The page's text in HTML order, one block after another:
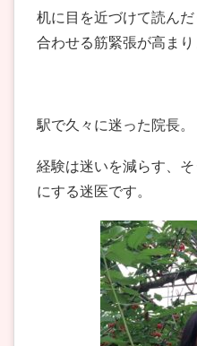
机に目を近づけて読ん
合わせる筋緊張が高まり
駅で久々に迷った院長。
経験は迷いを減らす、
にする迷医です。